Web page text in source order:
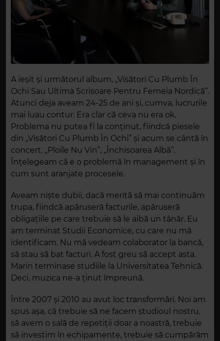
A ieșit și următorul album, „Visători Cu Plumb În
Ochi Sau Ultima Scrisoare Pentru Femeia Nordică”.
Atunci deja aveam 24-25 de ani și, cumva, lucrurile
mai luau contur. Era clar că ceva nu era ok.
Problema nu putea fi la conținut, fiindcă piesele
din „Visători Cu Plumb În Ochi” și acum se cântă în
concert. „Ploile Nu Vin”, „Închisoarea Albă”.
Înțelegeam că e o problemă în management și în
cum sunt aranjate procesele.
Aveam niște dubii, dacă merită să mai continuăm
trupa, fiindcă apăruseră facturile, apăruseră
obligațiile pe care trebuie să le aibă un tânăr. Eu
am terminat Studii Economice, cu care nu mă
identificam. Nu mă vedeam colaborator la bancă,
să stau să bat facturi. A fost greu să accept asta.
Marin terminase studiile la Universitatea Tehnică.
Deci, muzica ne-a ținut împreună.
Între 2007 și 2010 au avut loc transformări. Noi am
spus așa, că trebuie să ne facem studioul nostru,
să avem o sală de repetiții doar a noastră, trebuie
să investim în echipamente, trebuie să cumpărăm